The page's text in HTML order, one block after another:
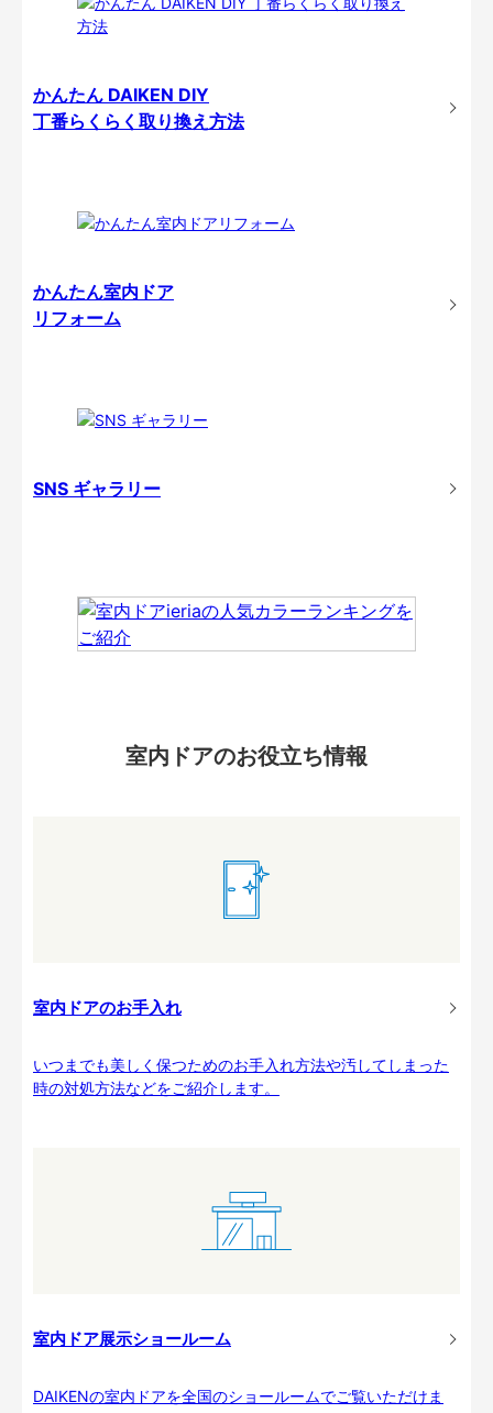
かんたん DAIKEN DIY
丁番らくらく取り換え方法
かんたん室内ドア
リフォーム
SNS ギャラリー
室内ドアのお役立ち情報
室内ドアのお手入れ
いつまでも美しく保つためのお手入れ方法や汚してしまった
時の対処方法などをご紹介します。
室内ドア展示ショールーム
DAIKENの室内ドアを全国のショールームでご覧いただけま